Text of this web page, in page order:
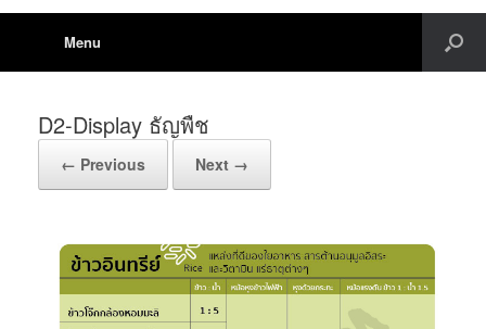
Menu
D2-Display ธัญพืช
← Previous Next →